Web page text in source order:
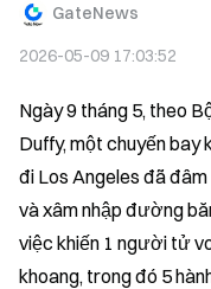
GateNews
2026-05-09 17:03:52
Ngày 9 tháng 5, theo
Duffy, một chuyến bay
đi Los Angeles đã
và xâm nhập đường
việc khiến 1 người tử
khoang, trong đó 5